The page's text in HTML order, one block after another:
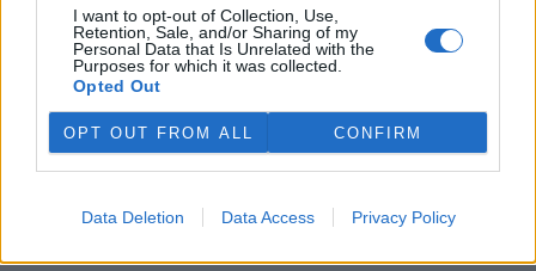
I want to opt-out of Collection, Use,
Retention, Sale, and/or Sharing of my
Personal Data that Is Unrelated with the
Purposes for which it was collected.
Opted Out
OPT OUT FROM ALL CONFIRM
Data Deletion Data Access Privacy Policy
4.8.2026 12:39 (ČTK)
Ghanský parlament schválil
zákon, podle kterého místním
farmářům hrozí až 20 let
úřadů přemění svou kakaovou
plantáž na jiný účel. Informovala o tom agentura AP; zákon nyní
Ochránci přírody našli v Moravském krasu vzácného